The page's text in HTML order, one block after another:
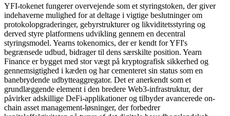
YFI-tokenet fungerer overvejende som et styringstoken, der giver
indehaverne mulighed for at deltage i vigtige beslutninger om
protokolopgraderinger, gebyrstrukturer og likviditetsstyring og
derved styre platformens udvikling gennem en decentral
styringsmodel. Yearns tokenomics, der er kendt for YFI's
begrænsede udbud, bidrager til dens særskilte position. Yearn
Finance er bygget med stor vægt på kryptografisk sikkerhed og
gennemsigtighed i kæden og har cementeret sin status som en
banebrydende udbytteaggregator. Det er anerkendt som et
grundlæggende element i den bredere Web3-infrastruktur, der
påvirker adskillige DeFi-applikationer og tilbyder avancerede on-
chain asset management-løsninger, der forbedrer